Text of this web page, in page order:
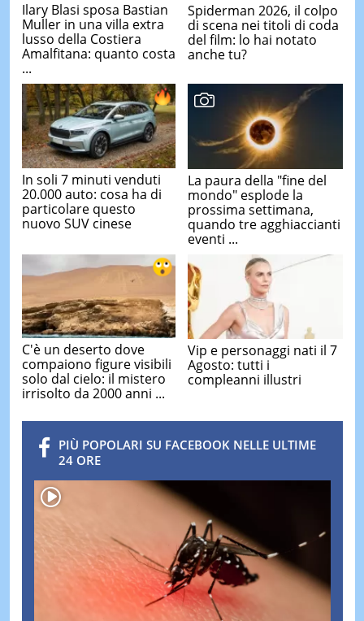
Ilary Blasi sposa Bastian
Muller in una villa extra
lusso della Costiera
Amalfitana: quanto costa
...
Spiderman 2026, il colpo
di scena nei titoli di coda
del film: lo hai notato
anche tu?
In soli 7 minuti venduti
20.000 auto: cosa ha di
particolare questo
nuovo SUV cinese
La paura della "fine del
mondo" esplode la
prossima settimana,
quando tre agghiaccianti
eventi ...
C'è un deserto dove
compaiono figure visibili
solo dal cielo: il mistero
irrisolto da 2000 anni ...
Vip e personaggi nati il 7
Agosto: tutti i
compleanni illustri
PIÙ POPOLARI SU FACEBOOK NELLE ULTIME
24 ORE